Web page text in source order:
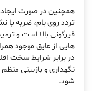
همچنین در صورت
تردد روی بام، ضربه
قیرگونی بالا است و
هایی از عایق موجود
در برابر شرایط سخت
نگهداری و بازبینی
شود.